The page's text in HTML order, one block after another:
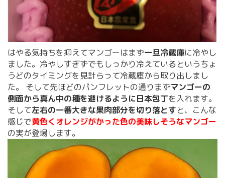
はやる気持ちを抑えてマンゴーはまず一旦冷蔵庫に冷やし
ました。冷やしすぎずでもしっかり冷えているというちょ
うどのタイミングを見計らって冷蔵庫から取り出しまし
た。 そして先ほどのパンフレットの通りまずマンゴーの
側面から真ん中の種を避けるように日本包丁を入れます。
そして左右の一番大きな果肉部分を切り落とすと、こんな
感じで黄色くオレンジがかった色の美味しそうなマンゴー
の実が登場します。